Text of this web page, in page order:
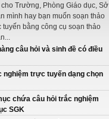
Trường, Phòng Giáo dục, Sở
mình hay bạn muốn soạn thảo
bằng công cụ soạn thảo
câu hỏi và sinh đề có điều
nghiệm trực tuyến dạng chọn
chứa câu hỏi trắc nghiệm
SGK